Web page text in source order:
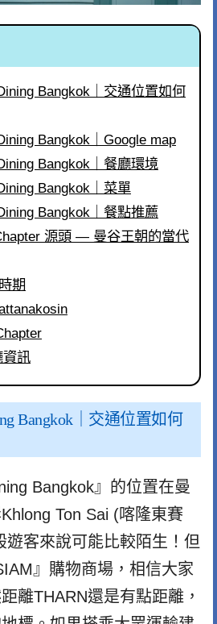
Bangkok｜交通位置如何
Bangkok｜Google map
Bangkok｜餐廳環境
Bangkok｜菜單
Bangkok｜餐點推薦
源頭 — 曼谷王朝的當代
期
資訊
Bangkok｜交通位置如何
Bangkok』的位置在曼
Ton Sai (喀隆東賽
遊客來說可能比較陌生！但
』購物商場，相信大家
離THARN還是有點距離，